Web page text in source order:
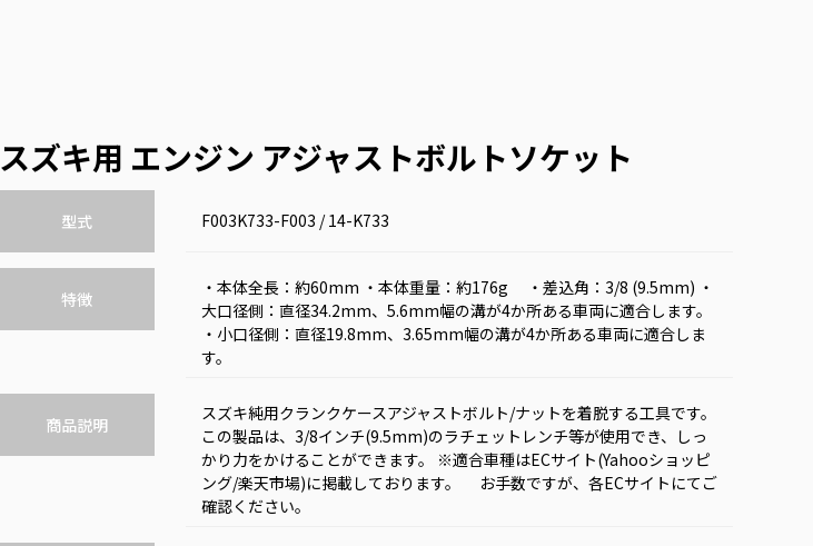
スズキ用 エンジン アジャストボルトソケット
型式 F003K733-F003 / 14-K733
特徴
・本体全長：約60mm ・本体重量：約176g ・差込角：3/8 (9.5mm) ・
大口径側：直径34.2mm、5.6mm幅の溝が4か所ある車両に適合します。
・小口径側：直径19.8mm、3.65mm幅の溝が4か所ある車両に適合しま
す。
商品説明
スズキ純用クランクケースアジャストボルト/ナットを着脱する工具です。
この製品は、3/8インチ(9.5mm)のラチェットレンチ等が使用でき、しっ
かり力をかけることができます。 ※適合車種はECサイト(Yahooショッピ
ング/楽天市場)に掲載しております。 お手数ですが、各ECサイトにてご
確認ください。